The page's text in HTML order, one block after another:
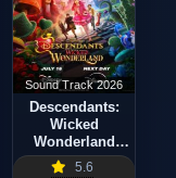
Sound Track 2026
Descendants:
Wicked
Wonderland
(2026)
5.6